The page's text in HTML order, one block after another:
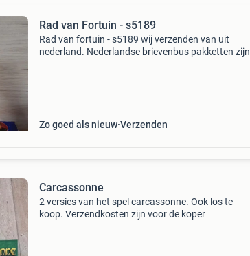
Rad van Fortuin - s5189
Rad van fortuin - s5189 wij verzenden van uit
nederland. Nederlandse brievenbus pakketten zijn
Zo goed als nieuw Verzenden
Carcassonne
2 versies van het spel carcassonne. Ook los te
koop. Verzendkosten zijn voor de koper